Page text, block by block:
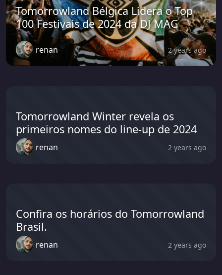
Tomorrowland Bélgica Lidera o Top
100 Festivais de 2024 da DJ MAG
renan 2 years ago
Tomorrowland Winter revela os
primeiros nomes do line-up de 2024
renan 2 years ago
Confira os horários do Tomorrowland
Brasil.
renan 2 years ago